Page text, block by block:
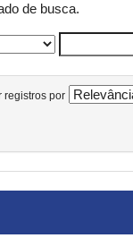
de busca.
registros por